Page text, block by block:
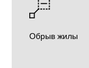
Обрыв жилы